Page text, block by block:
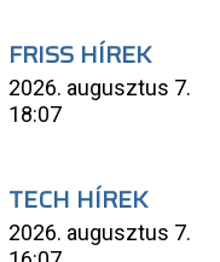
FRISS HÍREK
2026. augusztus 7.
18:07
TECH HÍREK
2026. augusztus 7.